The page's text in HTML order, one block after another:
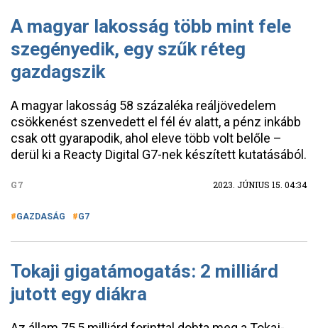
A magyar lakosság több mint fele
szegényedik, egy szűk réteg
gazdagszik
A magyar lakosság 58 százaléka reáljövedelem
csökkenést szenvedett el fél év alatt, a pénz inkább
csak ott gyarapodik, ahol eleve több volt belőle –
derül ki a Reacty Digital G7-nek készített kutatásából.
G7 2023. JÚNIUS 15. 04:34
GAZDASÁG G7
Tokaji gigatámogatás: 2 milliárd
jutott egy diákra